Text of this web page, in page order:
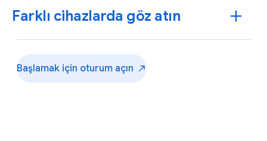
Farklı cihazlarda göz atın
Başlamak için oturum açın